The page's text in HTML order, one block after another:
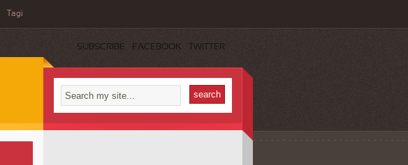
Tagi
SUBSCRIBE FACEBOOK TWITTER